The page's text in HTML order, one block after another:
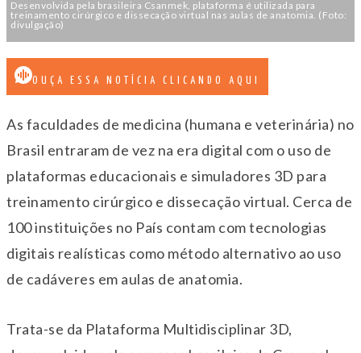
Desenvolvida pela brasileira Csanmek, plataforma é utilizada para
treinamento cirúrgico e dissecação virtual nas aulas de anatomia. (Foto:
divulgação)
OUÇA ESSA NOTÍCIA CLICANDO AQUI
As faculdades de medicina (humana e veterinária) no
Brasil entraram de vez na era digital com o uso de
plataformas educacionais e simuladores 3D para
treinamento cirúrgico e dissecação virtual. Cerca de
100 instituições no País contam com tecnologias
digitais realísticas como método alternativo ao uso
de cadáveres em aulas de anatomia.
Trata-se da Plataforma Multidisciplinar 3D,